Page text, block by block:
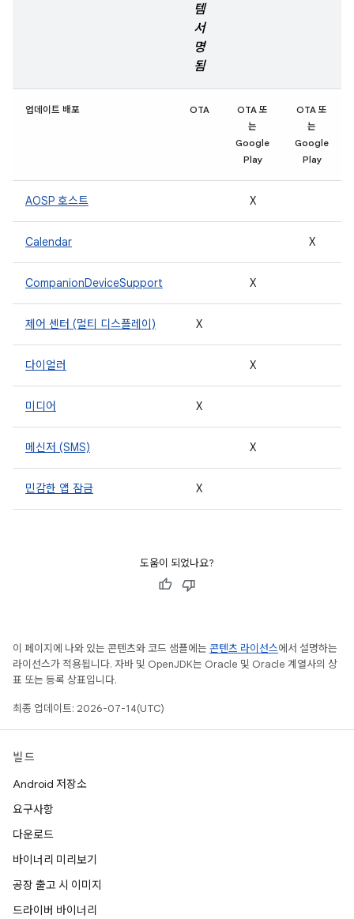
템
서
명
됨
업데이트 배포 OTA
OTA 또
는
Google
Play
OTA 또
는
Google
Play
AOSP 호스트 X
Calendar X
CompanionDeviceSupport X
제어 센터 (멀티 디스플레이) X
다이얼러 X
미디어 X
메신저 (SMS) X
민감한 앱 잠금 X
도움이 되었나요?
이 페이지에 나와 있는 콘텐츠와 코드 샘플에는 콘텐츠 라이선스에서 설명하는
라이선스가 적용됩니다. 자바 및 OpenJDK는 Oracle 및 Oracle 계열사의 상
표 또는 등록 상표입니다.
최종 업데이트: 2026-07-14(UTC)
빌드
Android 저장소
요구사항
다운로드
바이너리 미리보기
공장 출고 시 이미지
드라이버 바이너리